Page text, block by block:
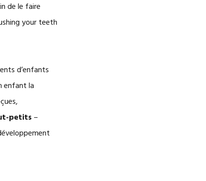
de le faire
your teeth
d’enfants
enfant la
petits–